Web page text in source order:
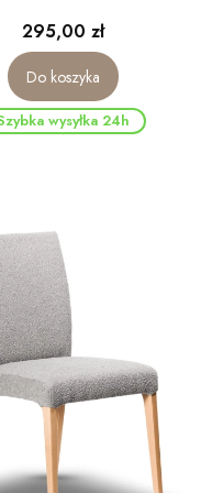
Cena
295,00 zł
Do koszyka
wysyłka 24h